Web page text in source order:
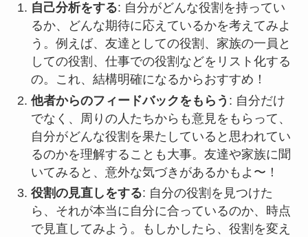
自己分析をする: 自分がどんな役割を持ってい
るか、どんな期待に応えているかを考えてみよ
う。例えば、友達としての役割、家族の一員と
しての役割、仕事での役割などをリスト化する
の。これ、結構明確になるからおすすめ！
他者からのフィードバックをもらう : 自分だけ
でなく、周りの人たちからも意見をもらって、
自分がどんな役割を果たしていると思われてい
るのかを理解することも大事。友達や家族に聞
いてみると、意外な気づきがあるかもよ〜！
役割の見直しをする: 自分の役割を見つけた
ら、それが本当に自分に合っているのか、時点
で見直してみよう。もしかしたら、役割を変え